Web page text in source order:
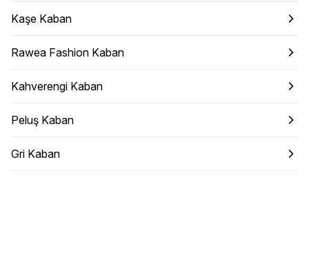
Kaşe Kaban
Rawea Fashion Kaban
Kahverengi Kaban
Peluş Kaban
Gri Kaban